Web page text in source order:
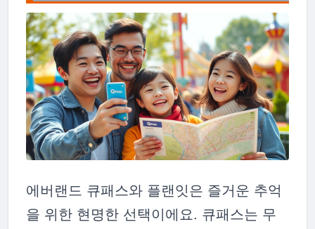
에버랜드 큐패스와 플랜잇은 즐거운 추억
을 위한 현명한 선택이에요. 큐패스는 무